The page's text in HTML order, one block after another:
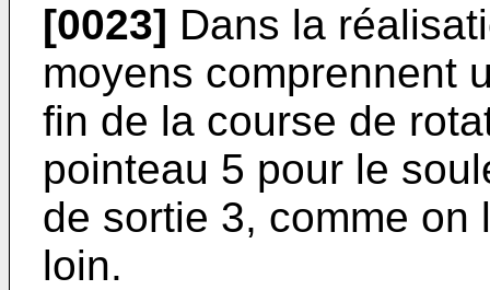
[0023] Dans la
moyens comprennent
fin de la course de
pointeau 5 pour le
de sortie 3, comme
loin.